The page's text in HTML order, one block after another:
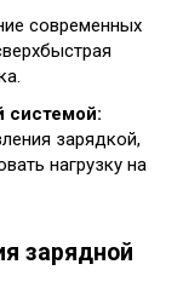
современных
системой:
зарядкой,
нагрузку на
зарядной